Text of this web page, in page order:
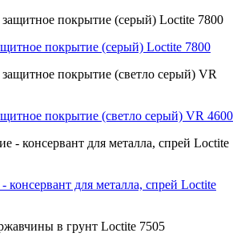
покрытие (серый) Loctite 7800
покрытие (светло серый) VR 4600
консервант для металла, спрей Loctite